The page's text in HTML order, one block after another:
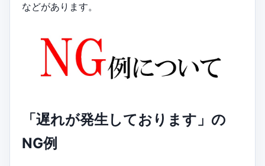
などがあります。
「遅れが発生しております」の
NG例